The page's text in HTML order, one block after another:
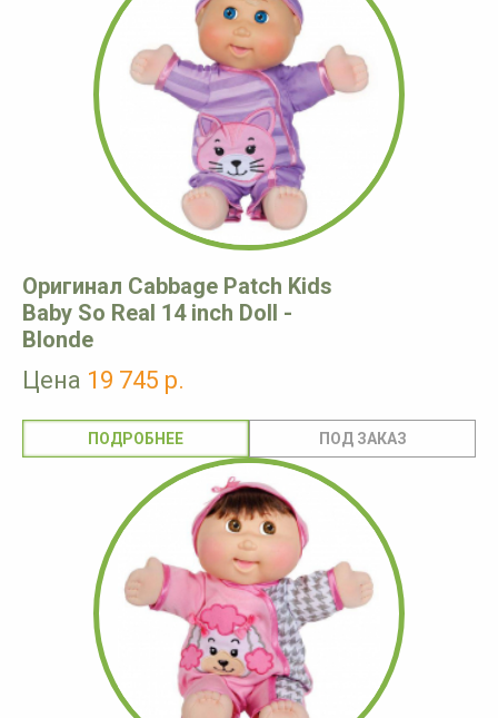
Оригинал Cabbage Patch Kids
Baby So Real 14 inch Doll -
Blonde
Цена 19 745 р.
ПОДРОБНЕЕ